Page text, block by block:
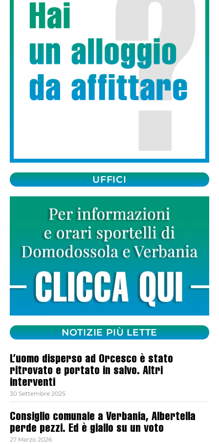
UFFICI
NOTIZIE PIÙ LETTE
L’uomo disperso ad Orcesco è stato
ritrovato e portato in salvo. Altri
interventi
30 Settembre 2025
Consiglio comunale a Verbania, Albertella
perde pezzi. Ed è giallo su un voto
27 Marzo 2026